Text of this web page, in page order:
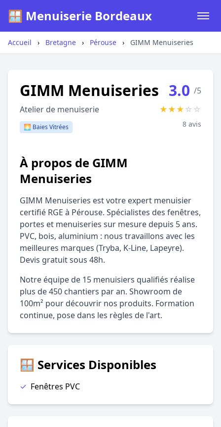
🪟 Menuiserie Bordeaux
Accueil › Bretagne › Pérouse › GIMM Menuiseries
GIMM Menuiseries
Atelier de menuiserie
🌅 Baies Vitrées
3.0 /5
★★★☆☆
8 avis
À propos de GIMM
Menuiseries
GIMM Menuiseries est votre expert menuisier
certifié RGE à Pérouse. Spécialistes des fenêtres,
portes et menuiseries sur mesure depuis 5 ans.
PVC, bois, aluminium : nous travaillons avec les
meilleures marques (Tryba, K-Line, Lapeyre).
Devis gratuit sous 48h.
Notre équipe de 15 menuisiers qualifiés réalise
plus de 450 chantiers par an. Showroom de
100m² pour découvrir nos produits. Formation
continue, pose dans les règles de l'art.
🪟 Services Disponibles
✓ Fenêtres PVC